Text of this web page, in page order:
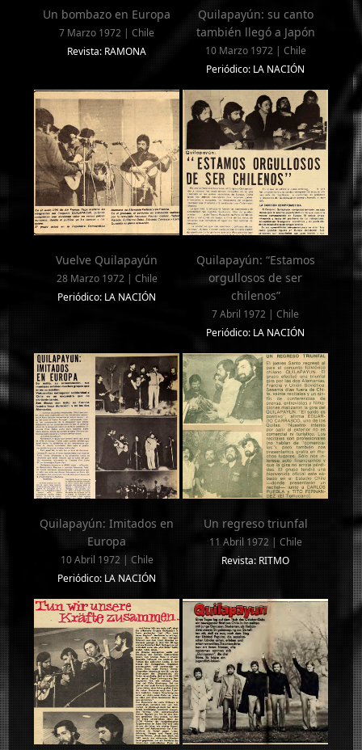
Un bombazo en Europa
7 Marzo 1972 | Chile
Revista: RAMONA
Quilapayún: su canto
también llegó a Japón
10 Marzo 1972 | Chile
Periódico: LA NACIÓN
Vuelve Quilapayún
28 Marzo 1972 | Chile
Periódico: LA NACIÓN
Quilapayún: “Estamos
orgullosos de ser
chilenos”
7 Abril 1972 | Chile
Periódico: LA NACIÓN
Quilapayún: Imitados en
Europa
10 Abril 1972 | Chile
Periódico: LA NACIÓN
Un regreso triunfal
11 Abril 1972 | Chile
Revista: RITMO